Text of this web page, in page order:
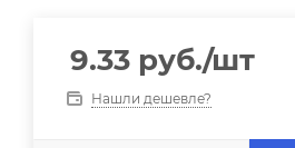
9.33 руб./шт
Нашли дешевле?